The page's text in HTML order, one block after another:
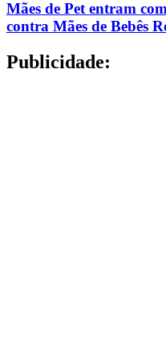
Mães de Pet entram
contra Mães de Bebês
Publicidade: